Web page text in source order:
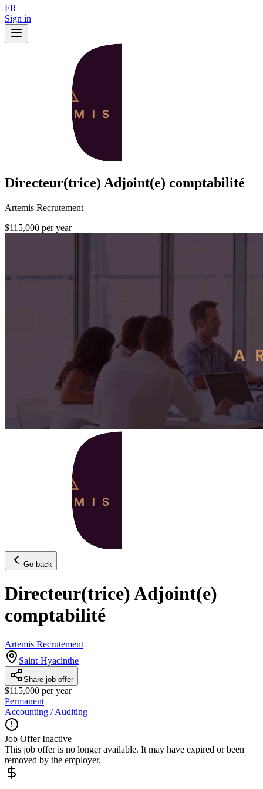
FR
Sign in
Directeur(trice) Adjoint(e) comptabilité
Artemis Recrutement
$115,000 per year
Go back
Directeur(trice) Adjoint(e)
comptabilité
Artemis Recrutement
Saint-Hyacinthe
Share job offer
$115,000 per year
Permanent
Accounting / Auditing
Job Offer Inactive
This job offer is no longer available. It may have expired or been
removed by the employer.